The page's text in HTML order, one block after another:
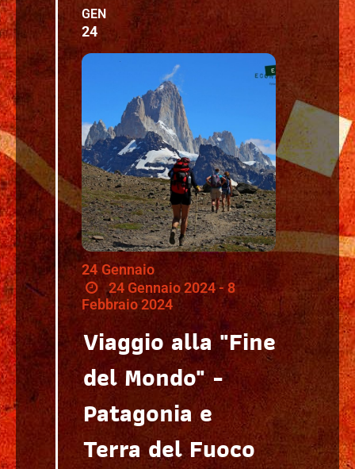
GEN
24
24 Gennaio
24 Gennaio 2024 - 8
Febbraio 2024
Viaggio alla "Fine
del Mondo" -
Patagonia e
Terra del Fuoco